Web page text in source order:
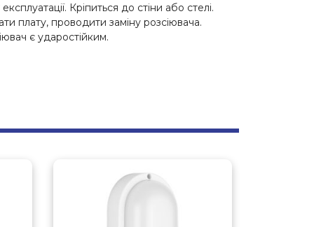
Кріпиться до стіни або стелі.
плату, проводити заміну розсіювача.
є ударостійким.